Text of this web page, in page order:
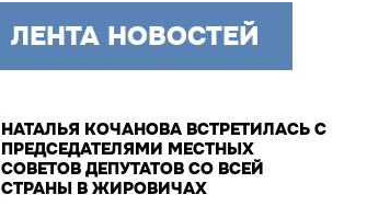
ЛЕНТА НОВОСТЕЙ
НАТАЛЬЯ КОЧАНОВА ВСТРЕТИЛАСЬ С
ПРЕДСЕДАТЕЛЯМИ МЕСТНЫХ
СОВЕТОВ ДЕПУТАТОВ СО ВСЕЙ
СТРАНЫ В ЖИРОВИЧАХ